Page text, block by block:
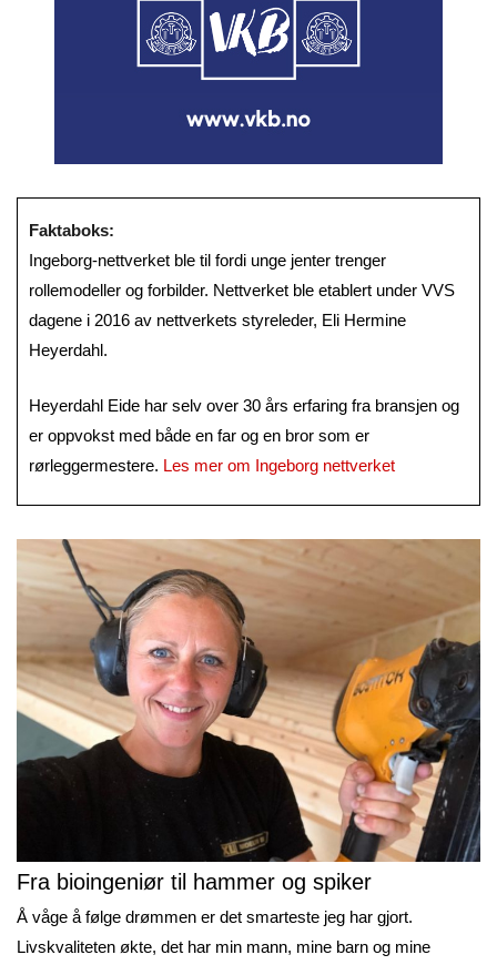
Faktaboks:
Ingeborg-nettverket ble til fordi unge jenter trenger
rollemodeller og forbilder. Nettverket ble etablert under VVS
dagene i 2016 av nettverkets styreleder, Eli Hermine
Heyerdahl.
Heyerdahl Eide har selv over 30 års erfaring fra bransjen og
er oppvokst med både en far og en bror som er
rørleggermestere. Les mer om Ingeborg nettverket
Fra bioingeniør til hammer og spiker
Å våge å følge drømmen er det smarteste jeg har gjort.
Livskvaliteten økte, det har min mann, mine barn og mine